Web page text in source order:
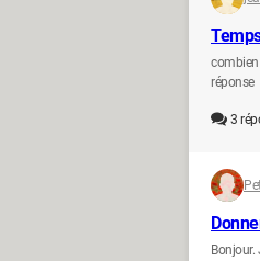
combien
réponse
3